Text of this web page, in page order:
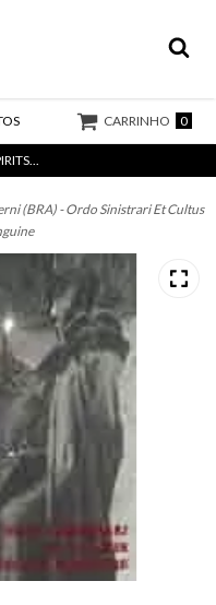
CARRINHO 0
(BRA) - Ordo Sinistrari Et Cultus